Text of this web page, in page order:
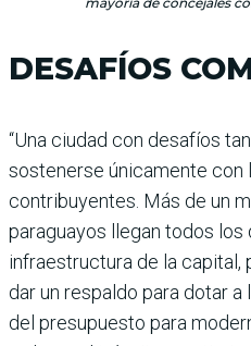
DESAFÍOS
“Una ciudad con desafíos
sostenerse únicamente con
contribuyentes. Más de un
paraguayos llegan todos los
infraestructura de la capital,
dar un respaldo para dotar
del presupuesto para